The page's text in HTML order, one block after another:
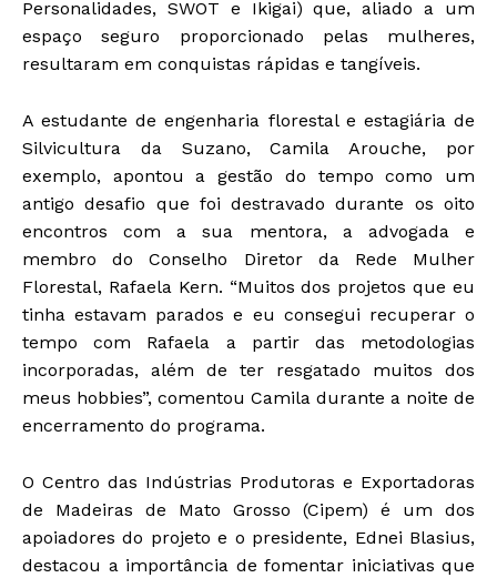
Personalidades, SWOT e Ikigai) que, aliado a um
espaço seguro proporcionado pelas mulheres,
resultaram em conquistas rápidas e tangíveis.
A estudante de engenharia florestal e estagiária de
Silvicultura da Suzano, Camila Arouche, por
exemplo, apontou a gestão do tempo como um
antigo desafio que foi destravado durante os oito
encontros com a sua mentora, a advogada e
membro do Conselho Diretor da Rede Mulher
Florestal, Rafaela Kern. “Muitos dos projetos que eu
tinha estavam parados e eu consegui recuperar o
tempo com Rafaela a partir das metodologias
incorporadas, além de ter resgatado muitos dos
meus hobbies”, comentou Camila durante a noite de
encerramento do programa.
O Centro das Indústrias Produtoras e Exportadoras
de Madeiras de Mato Grosso (Cipem) é um dos
apoiadores do projeto e o presidente, Ednei Blasius,
destacou a importância de fomentar iniciativas que